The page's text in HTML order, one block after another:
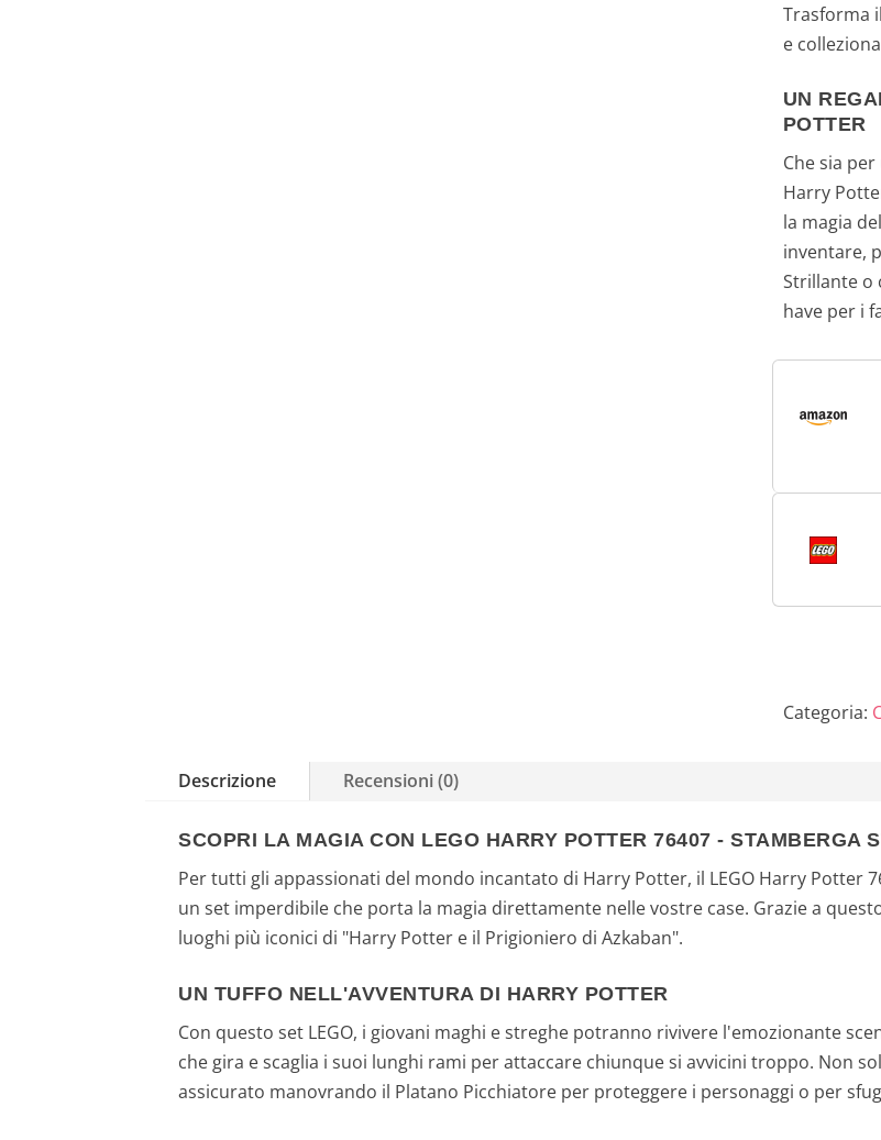
Trasforma
e
UN
POTTER
Che sia
Harry
la magia
inventare,
Strillante o
have per i
Categoria:
Descrizione Recensioni (0)
SCOPRI LA MAGIA CON LEGO HARRY POTTER 76407 - STAMBERGA
Per tutti gli appassionati del mondo incantato di Harry Potter, il LEGO Harry Potter
un set imperdibile che porta la magia direttamente nelle vostre case. Grazie a
luoghi più iconici di "Harry Potter e il Prigioniero di Azkaban".
UN TUFFO NELL'AVVENTURA DI HARRY POTTER
Con questo set LEGO, i giovani maghi e streghe potranno rivivere l'emozionante
che gira e scaglia i suoi lunghi rami per attaccare chiunque si avvicini troppo. Non
assicurato manovrando il Platano Picchiatore per proteggere i personaggi o per